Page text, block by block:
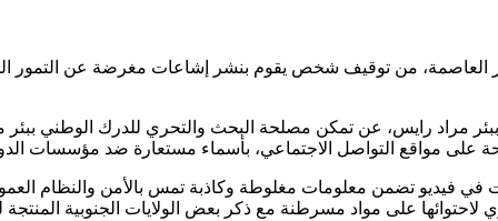
العاصمة، من توقيف شخص يقوم بنشر إشاعات مغرضة عن التمور
مراد رايس، عن تمكن مصلحة البحث والتحري للدرك الوطني ببئر
على مواقع التواصل الاجتماعي، بأسماء مستعارة ضد مؤسسات
في فيديو تضمن معلومات مغلوطة وكاذبة تمس بالأمن والنظام
لاحتوائها على مواد مسرطنة مع ذكر بعض الولايات الجنوبية